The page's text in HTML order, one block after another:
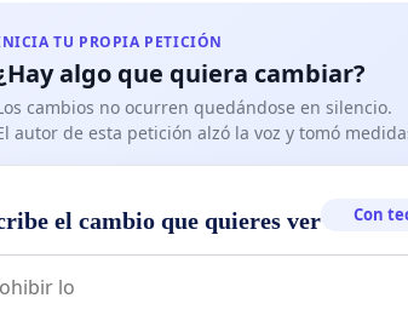
TU PROPIA PETICIÓN
algo que quiera cambiar?
cambios no ocurren quedándose en silencio.
autor de esta petición alzó la voz y tomó
el cambio que quieres ver Con